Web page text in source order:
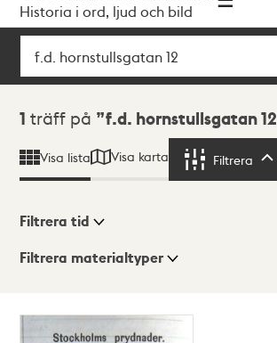
navigationen
huvudinnehållet
Historia i ord, ljud och bild
Sök
Sökresultat
1 träff på f.d. hornstullsgatan 12
Visa lista Visa karta Filtrera
Visningsläge
ListaKarta
Filtrera tid
Filtrera materialtyper